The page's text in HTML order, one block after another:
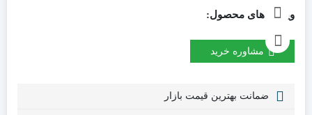
ویژگی های محصول:
مشاوره خرید
ضمانت بهترین قیمت بازار